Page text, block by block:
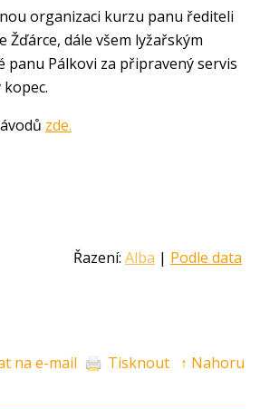
organizaci kurzu panu řediteli
Žďárce, dále všem lyžařským
Pálkovi za připravený servis
zde.
Řazení: Alba | Podle data
na e-mail Tisknout ↑ Nahoru